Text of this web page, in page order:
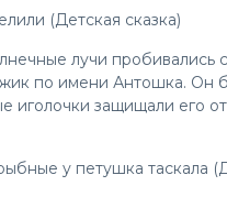
(Детская сказка)
лучи пробивались
по имени Антошка. Он
иголочки защищали его
у петушка таскала